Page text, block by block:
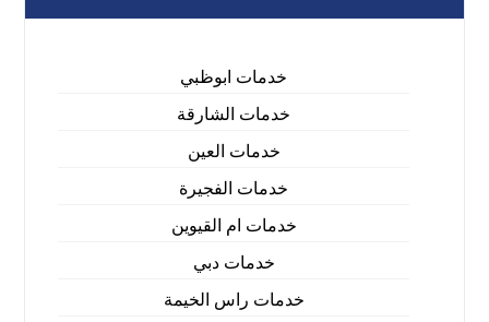
خدمات ابوظبي
خدمات الشارقة
خدمات العين
خدمات الفجيرة
خدمات ام القيوين
خدمات دبي
خدمات راس الخيمة